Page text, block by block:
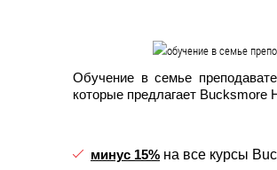
Обучение в семье
которые предлагает Bucksmore
минус 15% на все курсы